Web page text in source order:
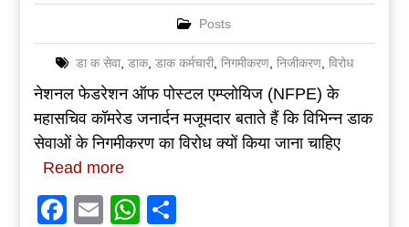
Posts
डा क सेवा, डाक, डाक कर्मचारी, निगमीकरण, निजीकरण, विरोध
नेशनल फेडरेशन ऑफ पोस्टल एम्प्लोयिज (NFPE) के
महासचिव कॉमरेड जनार्दन मजूमदार बताते हैं कि विभिन्न डाक
सेवाओं के निगमीकरण का विरोध क्यों किया जाना चाहिए
Read more
Facebook
EmailWhatsApp